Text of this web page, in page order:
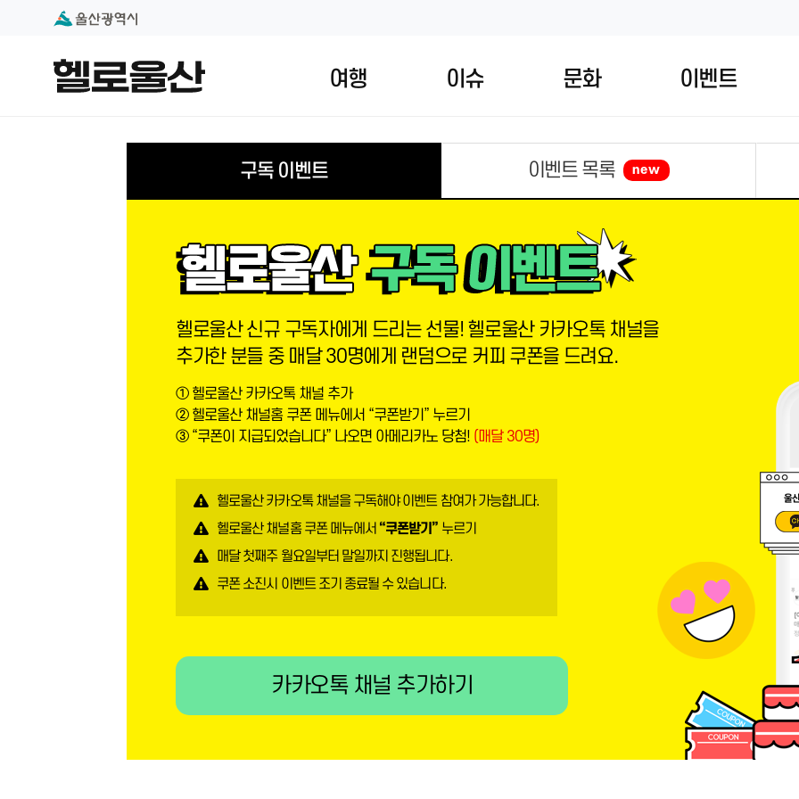
본문 내용 바로가기
대메뉴 바로가기
여행 이슈 문화 이벤트
구독 이벤트 이벤트 목록 new
헬로울산 신규 구독자에게 드리는 선물! 헬로울산 카카오톡 채널을
추가한 분들 중 매달 30명에게 랜덤으로 커피 쿠폰을 드려요.
① 헬로울산 카카오톡 채널 추가
② 헬로울산 채널홈 쿠폰 메뉴에서 “쿠폰받기” 누르기
③ “쿠폰이 지급되었습니다” 나오면 아메리카노 당첨! (매달 30명)
헬로울산 카카오톡 채널을 구독해야 이벤트 참여가 가능합니다.
헬로울산 채널홈 쿠폰 메뉴에서 “쿠폰받기” 누르기
매달 첫째주 월요일부터 말일까지 진행됩니다.
쿠폰 소진시 이벤트 조기 종료될 수 있습니다.
카카오톡 채널 추가하기